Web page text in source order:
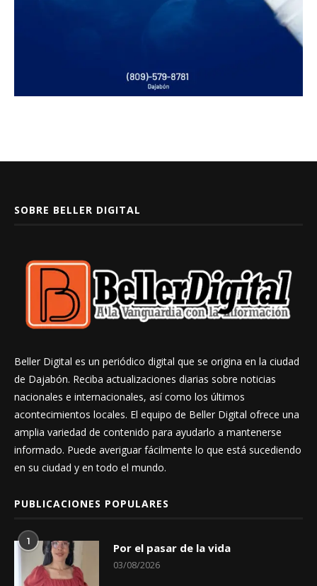
SOBRE BELLER DIGITAL
Beller Digital es un periódico digital que se origina en la ciudad
de Dajabón. Reciba actualizaciones diarias sobre noticias
nacionales e internacionales, así como los últimos
acontecimientos locales. El equipo de Beller Digital ofrece una
amplia variedad de contenido para ayudarlo a mantenerse
informado. Puede averiguar fácilmente lo que está sucediendo
en su ciudad y en todo el mundo.
PUBLICACIONES POPULARES
1 Por el pasar de la vida
03/08/2026